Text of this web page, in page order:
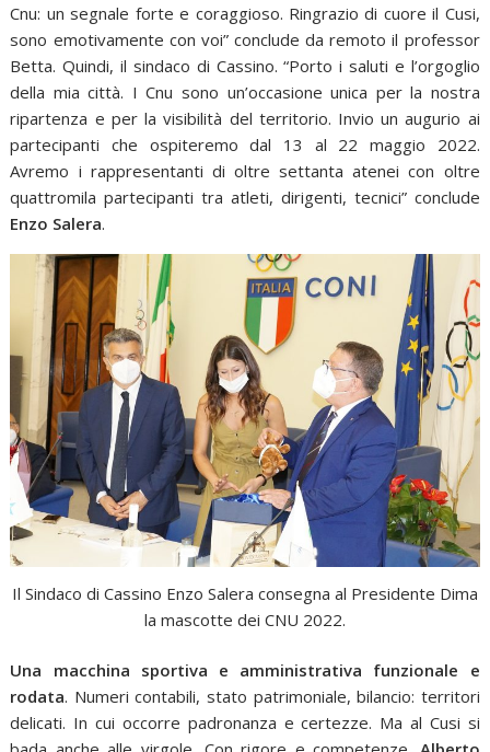
Cnu: un segnale forte e coraggioso. Ringrazio di cuore il Cusi,
sono emotivamente con voi” conclude da remoto il professor
Betta. Quindi, il sindaco di Cassino. “Porto i saluti e l’orgoglio
della mia città. I Cnu sono un’occasione unica per la nostra
ripartenza e per la visibilità del territorio. Invio un augurio ai
partecipanti che ospiteremo dal 13 al 22 maggio 2022.
Avremo i rappresentanti di oltre settanta atenei con oltre
quattromila partecipanti tra atleti, dirigenti, tecnici” conclude
Enzo Salera.
Il Sindaco di Cassino Enzo Salera consegna al Presidente Dima
la mascotte dei CNU 2022.
Una macchina sportiva e amministrativa funzionale e
rodata. Numeri contabili, stato patrimoniale, bilancio: territori
delicati. In cui occorre padronanza e certezze. Ma al Cusi si